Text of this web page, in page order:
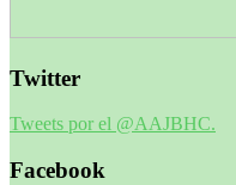
Twitter
Tweets por el @AAJBHC.
Facebook